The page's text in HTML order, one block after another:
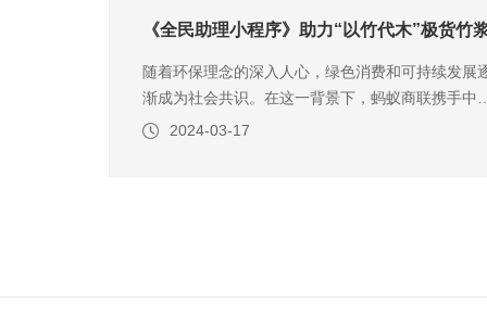
《全民助理小程序》助力“以竹代木”极货竹
随着环保理念的深入人心，绿色消费和可持续发展
渐成为社会共识。在这一背景下，蚂蚁商联携手中
绿化基金会、IGA及CGFChina共同发起了一场别开
2024-03-17